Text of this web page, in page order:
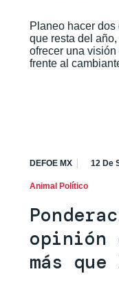
Planeo hacer
que resta del
ofrecer una
frente al
DEFOE MX 12 De
Animal Político
opinión
más